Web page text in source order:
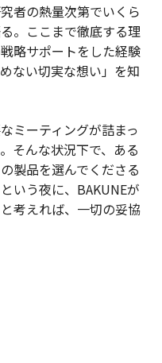
者の熱量次第でいくら
。ここまで徹底する理
略サポートをした経験
ない切実な想い」を知
ミーティングが詰まっ
そんな状況下で、ある
製品を選んでくださる
いう夜に、BAKUNEが
考えれば、一切の妥協